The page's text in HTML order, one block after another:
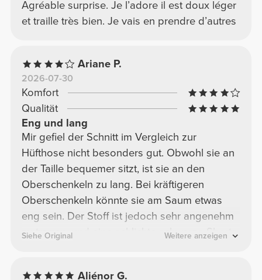
Agréable surprise. Je l’adore il est doux léger
et traille très bien. Je vais en prendre d’autres
Ariane P.
2026-07-30
Komfort
Qualität
Eng und lang
Mir gefiel der Schnitt im Vergleich zur
Hüfthose nicht besonders gut. Obwohl sie an
der Taille bequemer sitzt, ist sie an den
Oberschenkeln zu lang. Bei kräftigeren
Oberschenkeln könnte sie am Saum etwas
eng sein. Der Stoff ist jedoch sehr angenehm
zu tragen, und eine schlichte schwarze Shorts
Siehe Original Weitere anzeigen
Aliénor G.